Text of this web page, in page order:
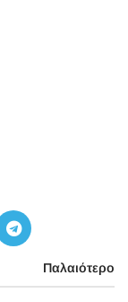
Παλαιότερο